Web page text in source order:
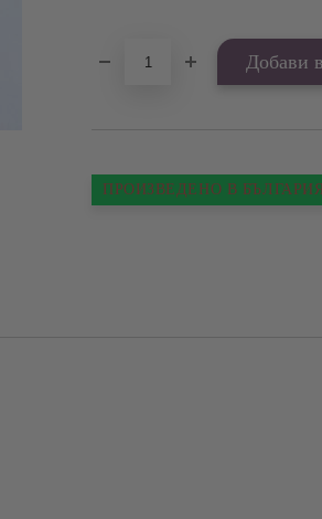
ПРОИЗВЕДЕНО В